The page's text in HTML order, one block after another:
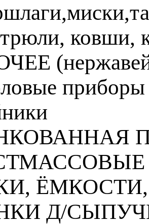
ковши,
приборы
Д/